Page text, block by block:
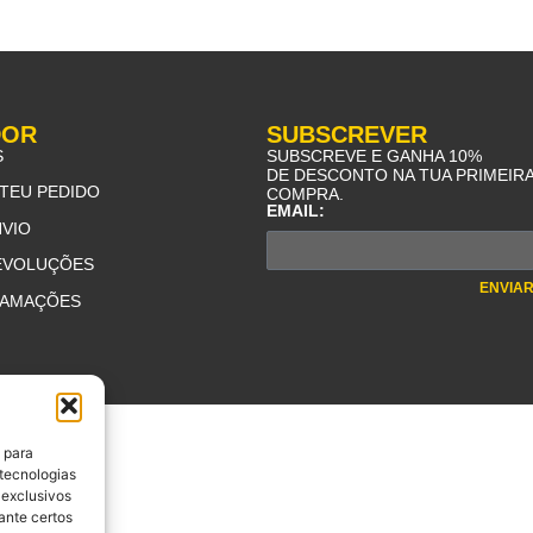
certos
PEDIDO
SUBSCREVER
SUBSCREVE E GANHA 10%
DE DESCONTO NA TUA PRIMEIRA
COMPRA.
EMAIL: